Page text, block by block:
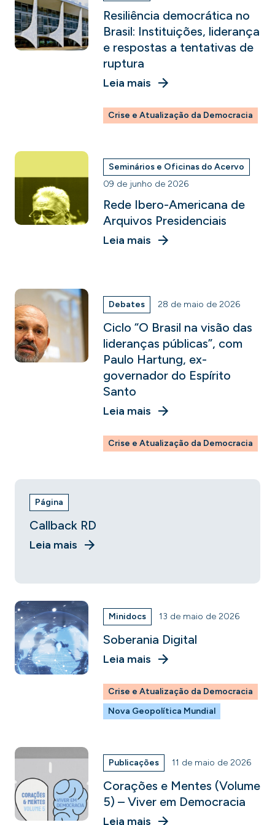
Resiliência democrática no
Brasil: Instituições, liderança
e respostas a tentativas de
ruptura
Leia mais
Crise e Atualização da Democracia
Seminários e Oficinas do Acervo
09 de junho de 2026
Rede Ibero-Americana de
Arquivos Presidenciais
Leia mais
Debates 28 de maio de 2026
Ciclo “O Brasil na visão das
lideranças públicas”, com
Paulo Hartung, ex-
governador do Espírito
Santo
Leia mais
Crise e Atualização da Democracia
Página
Callback RD
Leia mais
Minidocs 13 de maio de 2026
Soberania Digital
Leia mais
Crise e Atualização da Democracia
Nova Geopolítica Mundial
Publicações 11 de maio de 2026
Corações e Mentes (Volume
5) – Viver em Democracia
Leia mais